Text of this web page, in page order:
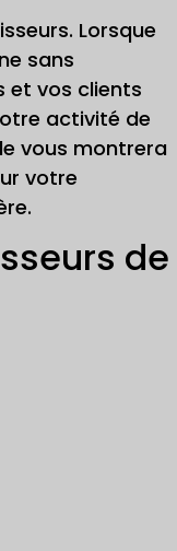
Lorsque
sans
et vos clients
activité de
vous montrera
votre
de